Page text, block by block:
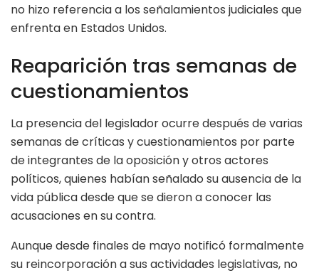
no hizo referencia a los señalamientos judiciales que
enfrenta en Estados Unidos.
Reaparición tras semanas de
cuestionamientos
La presencia del legislador ocurre después de varias
semanas de críticas y cuestionamientos por parte
de integrantes de la oposición y otros actores
políticos, quienes habían señalado su ausencia de la
vida pública desde que se dieron a conocer las
acusaciones en su contra.
Aunque desde finales de mayo notificó formalmente
su reincorporación a sus actividades legislativas, no